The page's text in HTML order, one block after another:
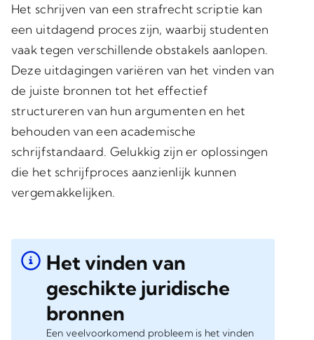
Het schrijven van een strafrecht scriptie kan
een uitdagend proces zijn, waarbij studenten
vaak tegen verschillende obstakels aanlopen.
Deze uitdagingen variëren van het vinden van
de juiste bronnen tot het effectief
structureren van hun argumenten en het
behouden van een academische
schrijfstandaard. Gelukkig zijn er oplossingen
die het schrijfproces aanzienlijk kunnen
vergemakkelijken.
Het vinden van
geschikte juridische
bronnen
Een veelvoorkomend probleem is het vinden